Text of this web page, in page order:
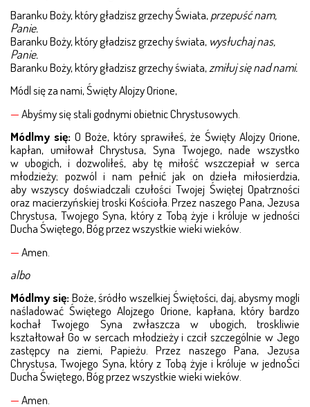
INWESTYCJE WSPÓŁFINANSOWANE
NIEPUBLICZNE PRZEDSZKOLE W HENRYKOWIE
POWOŁANIA
DLACZEGO ZOSTAŁEM KSIĘDZEM?
DLACZEGO ŻYCIE KONSEKROWANE?
FORMACJA ZAKONNA
WYŻSZE SEMINARIUM DUCHOWNE
MODLITWA O POWOŁANIA
PRZETARGI
ŻŁOBEK – PIERWSZE WYPOSAŻENIE
PRZEDSZKOLE – ROZBUDOWA
Baranku Boży, który gładzisz grzechy Świata,przepuść nam,
Panie.
Baranku Boży, który gładzisz grzechy świata, wysłuchaj nas,
Panie.
Baranku Boży, który gładzisz grzechy świata,zmiłuj się nad nami.
Módl się za nami, Święty Alojzy Orione,
—Abyśmy się stali godnymi obietnic Chrystusowych.
Módlmy się: O Boże, który sprawiłeś, że Święty Alojzy Orione,
kapłan, umiłował Chrystusa, Syna Twojego, nade wszystko
w ubogich, i dozwoliłeś, aby tę miłość wszczepiał w serca
młodzieży; pozwól i nam pełnić jak on dzieła miłosierdzia,
aby wszyscy doświadczali czułości Twojej Świętej Opatrzności
oraz macierzyńskiej troski Kościoła. Przez naszego Pana, Jezusa
Chrystusa, Twojego Syna, który z Tobą żyje i króluje w jedności
Ducha Świętego, Bóg przez wszystkie wieki wieków.
—Amen.
albo
Módlmy się:Boże, śródło wszelkiej Świętości, daj, abysmy mogli
naśladować Świętego Alojzego Orione, kapłana, który bardzo
kochał Twojego Syna zwłaszcza w ubogich, troskliwie
kształtował Go w sercach młodzieży i czcił szczególnie w Jego
zastępcy na ziemi, Papieżu. Przez naszego Pana, Jezusa
Chrystusa, Twojego Syna, który z Tobą żyje i króluje w jednoŚci
Ducha Świętego, Bóg przez wszystkie wieki wieków.
—Amen.